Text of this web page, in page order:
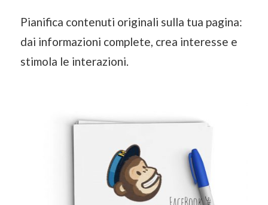
Pianifica contenuti originali sulla tua pagina:
dai informazioni complete, crea interesse e
stimola le interazioni.